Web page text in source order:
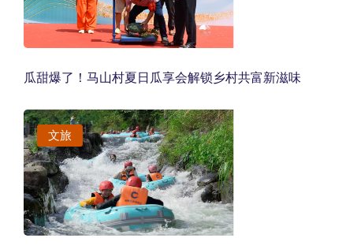
瓜甜爆了！马山村夏日瓜享会解锁乡村共富新滋味
文旅